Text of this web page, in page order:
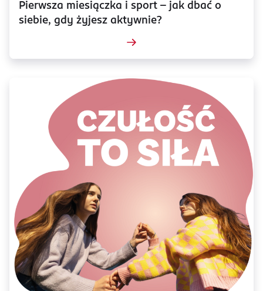
Pierwsza miesiączka i sport – jak dbać o
siebie, gdy żyjesz aktywnie?